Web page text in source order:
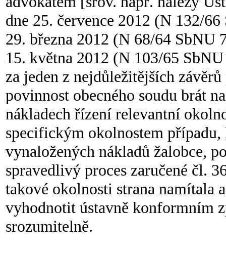
dne 25. července 2012 (N 132/
29. března 2012 (N 68/64 SbNU
15. května 2012 (N 103/65
za jeden z nejdůležitějších
povinnost obecného soudu brát
nákladech řízení relevantní
specifickým okolnostem
vynaložených nákladů žalobce,
spravedlivý proces zaručené čl.
takové okolnosti strana namítala
vyhodnotit ústavně konformním
srozumitelně.